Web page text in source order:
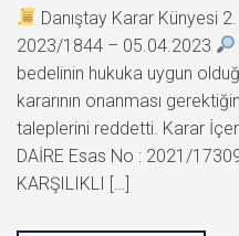
Danıştay Karar Künyesi
2023/1844 – 05.04.2023
bedelinin hukuka uygun
kararının onanması
taleplerini reddetti. Karar
DAİRE Esas No : 2021/
KARŞILIKLI […]